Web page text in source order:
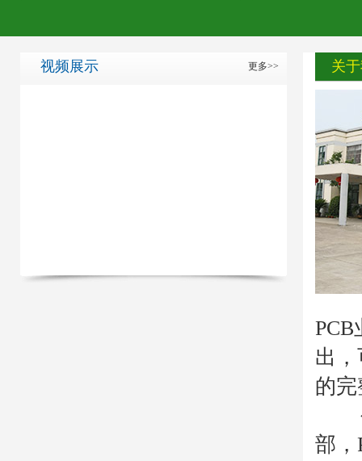
关
出
的
公
部，
视频展示 更多>>